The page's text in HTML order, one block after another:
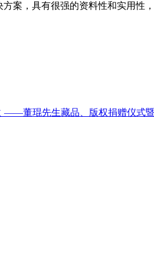
案，具有很强的资料性和实用性
——董琨先生藏品、版权捐赠仪式